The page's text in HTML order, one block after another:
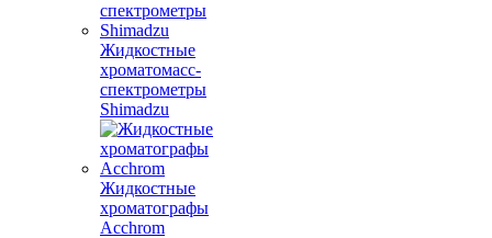
Жидкостные
хроматомасс-
спектрометры
Shimadzu
Жидкостные
хроматографы
Acchrom